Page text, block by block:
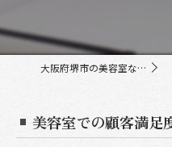
大阪府堺市の美容室ならFor-Relive
美容室での顧客満足